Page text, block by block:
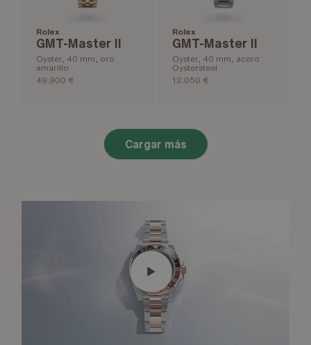
Rolex
GMT-Master II
Oyster, 40 mm, oro
amarillo
49.900 €
Rolex
GMT-Master II
Oyster, 40 mm, acero
Oystersteel
12.050 €
Cargar más